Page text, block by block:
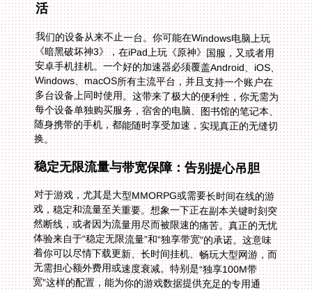
活
我们的设备从来不止一台。你可能在Windows电脑上玩
《暗黑破坏神3》，在iPad上玩《原神》国服，又或者用
安卓手机挂机。一个好的加速器必须覆盖Android、iOS、
Windows、macOS所有主流平台，并且支持一个账户在
多台设备上同时使用。这带来了极大的便利性，你无需为
每个设备单独购买服务，宿舍的电脑、图书馆的笔记本、
随身携带的手机，都能随时享受加速，实现真正的无缝切
换。
稳定无限流量与带宽保障：告别提心吊胆
对于游戏，尤其是大型MMORPG或需要长时间在线的游
戏，稳定和流量至关重要。想象一下正在副本关键时刻突
然断线，或者因为流量用尽而被限速的痛苦。真正的无忧
体验来自于“稳定无限流量”和“独享带宽”的承诺。这意味
着你可以尽情下载更新、长时间挂机、畅玩大型网游，而
无需担心额外费用或速度衰减。特别是“独享100M带
宽”这样的配置，能为你的游戏数据提供充足的专用通
道，有效避免高峰期公用带宽的拥堵，确保指令响应的极